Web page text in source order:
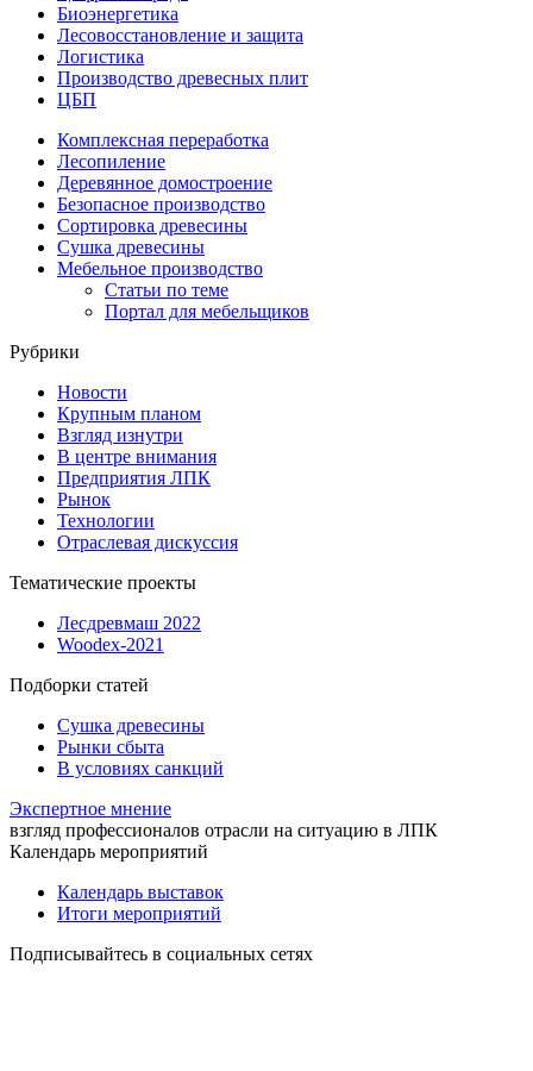
Биоэнергетика
Лесовосстановление и защита
Логистика
Производство древесных плит
ЦБП
Комплексная переработка
Лесопиление
Деревянное домостроение
Безопасное производство
Сортировка древесины
Сушка древесины
Мебельное производство
Статьи по теме
Портал для мебельщиков
Рубрики
Новости
Крупным планом
Взгляд изнутри
В центре внимания
Предприятия ЛПК
Рынок
Технологии
Отраслевая дискуссия
Тематические проекты
Лесдревмаш 2022
Woodex-2021
Подборки статей
Сушка древесины
Рынки сбыта
В условиях санкций
Экспертное мнение
взгляд профессионалов отрасли на ситуацию в ЛПК
Календарь мероприятий
Календарь выставок
Итоги мероприятий
Подписывайтесь в социальных сетях